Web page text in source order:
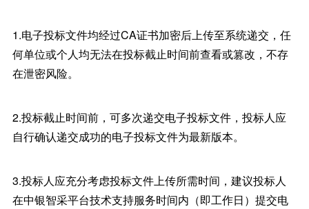
1.电子投标文件均经过CA证书加密后上传至系统递交，任
何单位或个人均无法在投标截止时间前查看或篡改，不存
在泄密风险。
2.投标截止时间前，可多次递交电子投标文件，投标人应
自行确认递交成功的电子投标文件为最新版本。
3.投标人应充分考虑投标文件上传所需时间，建议投标人
在中银智采平台技术支持服务时间内（即工作日）提交电